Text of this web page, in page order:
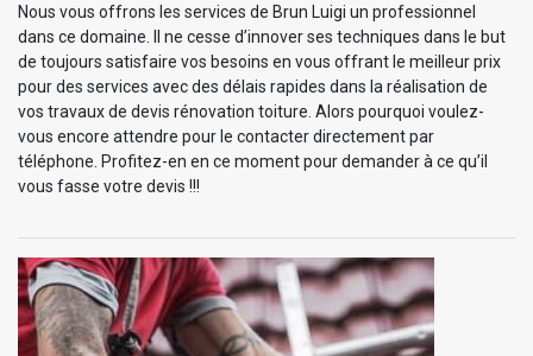
Nous vous offrons les services de Brun Luigi un professionnel
dans ce domaine. Il ne cesse d’innover ses techniques dans le but
de toujours satisfaire vos besoins en vous offrant le meilleur prix
pour des services avec des délais rapides dans la réalisation de
vos travaux de devis rénovation toiture. Alors pourquoi voulez-
vous encore attendre pour le contacter directement par
téléphone. Profitez-en en ce moment pour demander à ce qu’il
vous fasse votre devis !!!